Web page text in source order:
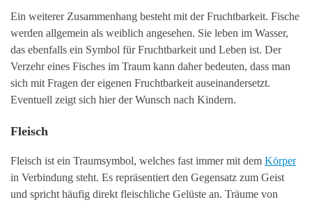
Ein weiterer Zusammenhang besteht mit der Fruchtbarkeit. Fische
werden allgemein als weiblich angesehen. Sie leben im Wasser,
das ebenfalls ein Symbol für Fruchtbarkeit und Leben ist. Der
Verzehr eines Fisches im Traum kann daher bedeuten, dass man
sich mit Fragen der eigenen Fruchtbarkeit auseinandersetzt.
Eventuell zeigt sich hier der Wunsch nach Kindern.
Fleisch
Fleisch ist ein Traumsymbol, welches fast immer mit dem Körper
in Verbindung steht. Es repräsentiert den Gegensatz zum Geist
und spricht häufig direkt fleischliche Gelüste an. Träume von